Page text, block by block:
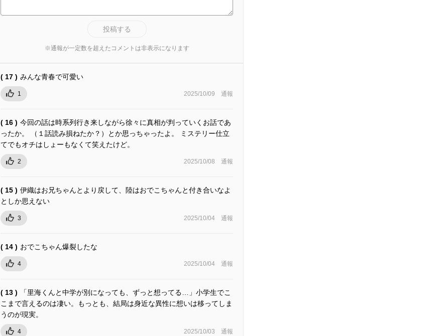
投稿する
※通報が一定数を超えたコメントは非表示になります
( 17 ) みんな青春で可愛い
1 2025/10/09 通報
( 16 ) 今回の話は時系列行き来しながら徐々に真相が判っていくお話であ
ったか。 （１話読み損ねたか？）とか思っちゃったよ。 ミステリー仕立
てでもオチはしょーもなくて笑えたけど。
2 2025/10/08 通報
( 15 ) 伊織はお兄ちゃんとより戻して、陸はおでこちゃんと付き合いなよ
としか思えない
3 2025/10/04 通報
( 14 ) おでこちゃん爆裂したな
4 2025/10/04 通報
( 13 )
「里海くんと中学が別になっても、ずっと想ってる…」小学生でこ
こまで言えるのは凄い。もっとも、結局は身近な異性に想いは移ってしま
うのが現実。
4 2025/10/03 通報